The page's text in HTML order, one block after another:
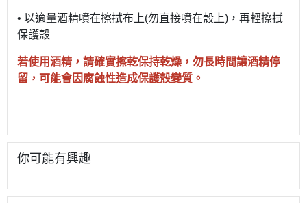
• 以適量酒精噴在擦拭布上(勿直接噴在殼上)，再輕擦拭
保護殼
若使用酒精，請確實擦乾保持乾燥，勿長時間讓酒精停
留，可能會因腐蝕性造成保護殼變質。
你可能有興趣